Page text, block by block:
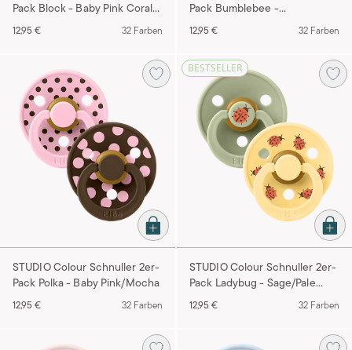
Pack Block - Baby Pink Coral
Mix
12,95 € 32 Farben
Pack Bumblebee -
Breeze/Petrol
12,95 € 32 Farben
STUDIO Colour Schnuller 2er-
Pack Polka - Baby Pink/Mocha
12,95 € 32 Farben
BESTSELLER
STUDIO Colour Schnuller 2er-
Pack Ladybug - Sage/Pale
Butter
12,95 € 32 Farben